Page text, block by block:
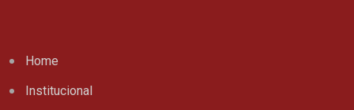
Home
Institucional